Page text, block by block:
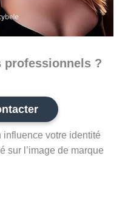
professionnels ?
influence votre identité
sur l’image de marque